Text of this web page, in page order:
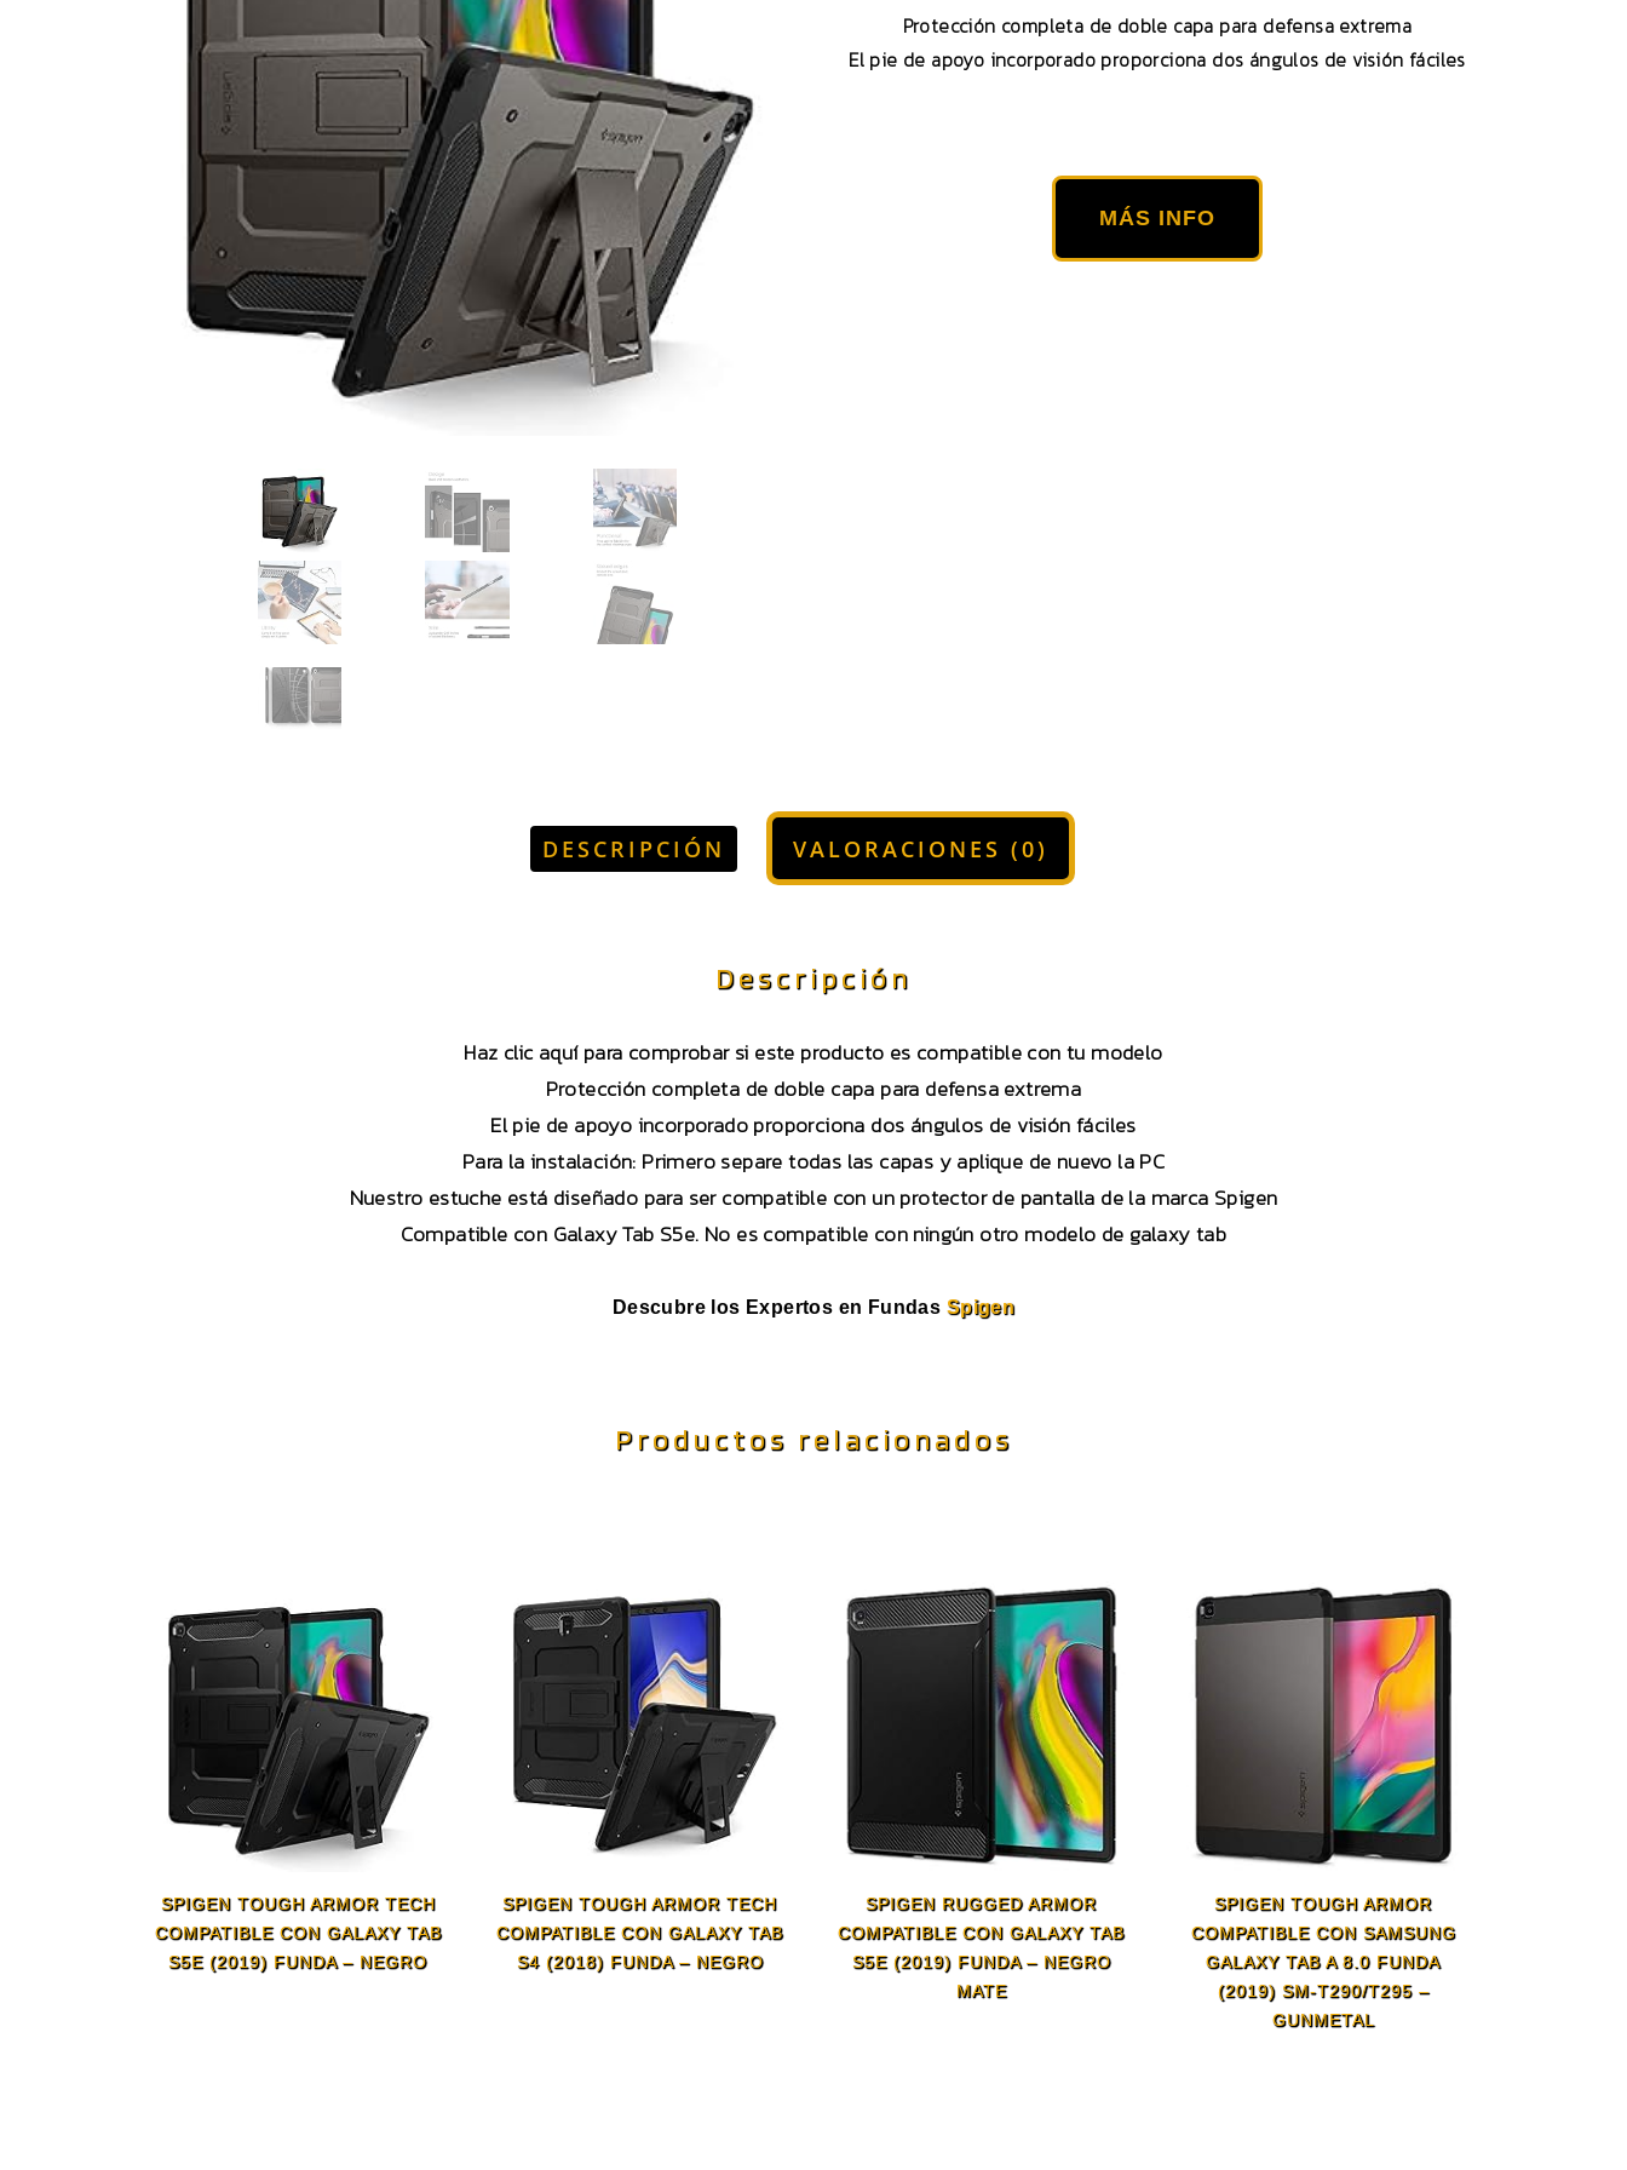
Protección completa de doble capa para defensa extrema
El pie de apoyo incorporado proporciona dos ángulos de visión fáciles
MÁS INFO
DESCRIPCIÓN VALORACIONES (0)
Descripción
Haz clic aquí para comprobar si este producto es compatible con tu modelo
Protección completa de doble capa para defensa extrema
El pie de apoyo incorporado proporciona dos ángulos de visión fáciles
Para la instalación: Primero separe todas las capas y aplique de nuevo la PC
Nuestro estuche está diseñado para ser compatible con un protector de pantalla de la marca Spigen
Compatible con Galaxy Tab S5e. No es compatible con ningún otro modelo de galaxy tab
Descubre los Expertos en Fundas Spigen
Productos relacionados
SPIGEN TOUGH ARMOR TECH
COMPATIBLE CON GALAXY TAB
S5E (2019) FUNDA – NEGRO
SPIGEN TOUGH ARMOR TECH
COMPATIBLE CON GALAXY TAB
S4 (2018) FUNDA – NEGRO
SPIGEN RUGGED ARMOR
COMPATIBLE CON GALAXY TAB
S5E (2019) FUNDA – NEGRO
MATE
SPIGEN TOUGH ARMOR
COMPATIBLE CON SAMSUNG
GALAXY TAB A 8.0 FUNDA
(2019) SM-T290/T295 –
GUNMETAL